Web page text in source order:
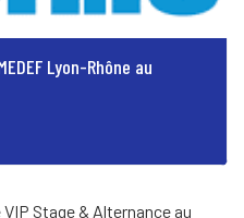
Lyon-Rhône au